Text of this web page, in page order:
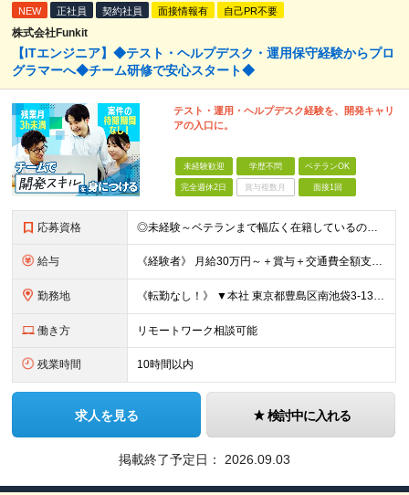
NEW 正社員 契約社員 面接情報有 自己PR不要
株式会社Funkit
【ITエンジニア】◆テスト・ヘルプデスク・運用保守経験からプロ
グラマーへ◆チーム研修で安心スタート◆
テスト・運用・ヘルプデスク経験を、開発キャリ
アの入口に。
未経験歓迎 学歴不問 ベテランOK
完全週休2日 賞与複数月 面接1回
応募資格 ◎未経験～ベテランまで幅広く在籍しているので大丈夫！◎ ＼こんなアナタにピッタリです♪／ ◆IT業界で手に職を付けて活躍したい方 ◆サポート体制が整っている会社で働きたい方 ◆フラットな社風の会社で
給与 《経験者》 月給30万円～＋賞与＋交通費全額支給 《未経験者》 月給23万円～＋賞与＋交通費全額支給 ※上記月給には固定残業代（20時間分／《経験者》40,600円～《未経験者》31,100円～）
勤務地 《転勤なし！》 ▼本社 東京都豊島区南池袋3-13-8 ホウエイビル9F ▼開発拠点 東京都豊島区南池袋3-13-5 KJ南池袋ビル4階 【東京本社or首都圏の各プロジェクト先】 ▼各プロジェクト
働き方 リモートワーク相談可能
残業時間 10時間以内
求人を見る 検討中に入れる
掲載終了予定日： 2026.09.03